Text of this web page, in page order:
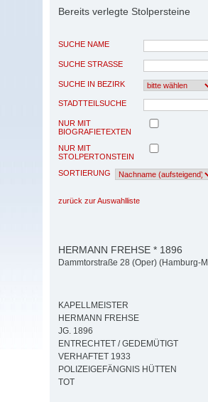
Bereits verlegte Stolpersteine
SUCHE NAME
SUCHE STRASSE
SUCHE IN BEZIRK
STADTTEILSUCHE
NUR MIT
BIOGRAFIETEXTEN
NUR MIT
STOLPERTONSTEIN
SORTIERUNG
zurück zur Auswahlliste
HERMANN FREHSE * 1896
Dammtorstraße 28 (Oper) (Hamburg-
KAPELLMEISTER
HERMANN FREHSE
JG. 1896
ENTRECHTET / GEDEMÜTIGT
VERHAFTET 1933
POLIZEIGEFÄNGNIS HÜTTEN
TOT